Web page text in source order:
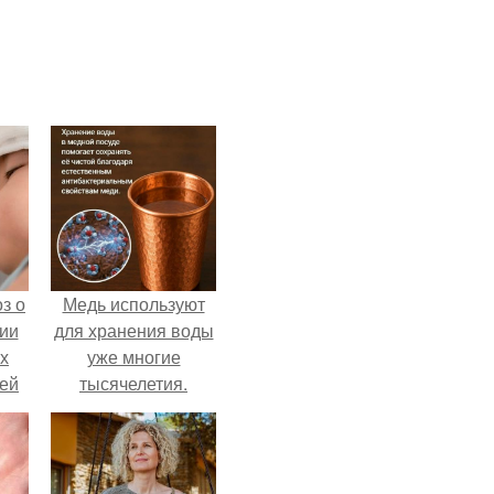
о
Медь используют
для хранения воды
уже многие
тысячелетия.